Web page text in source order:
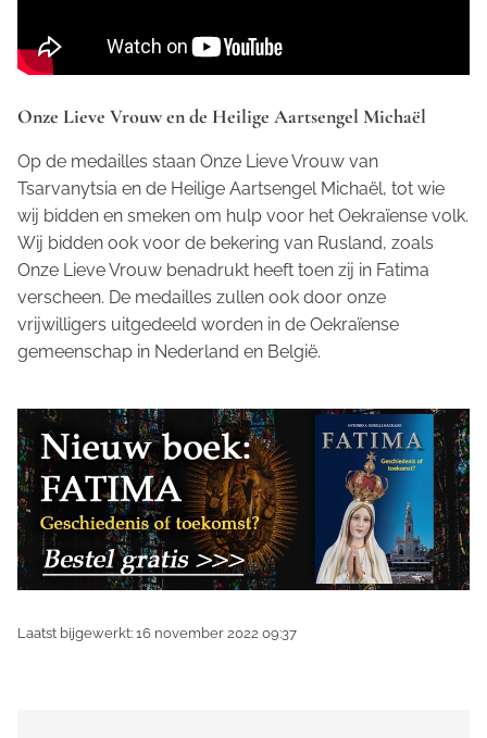
Onze Lieve Vrouw en de Heilige Aartsengel Michaël
Op de medailles staan Onze Lieve Vrouw van
Tsarvanytsia en de Heilige Aartsengel Michaël, tot wie
wij bidden en smeken om hulp voor het Oekraïense volk.
Wij bidden ook voor de bekering van Rusland, zoals
Onze Lieve Vrouw benadrukt heeft toen zij in Fatima
verscheen. De medailles zullen ook door onze
vrijwilligers uitgedeeld worden in de Oekraïense
gemeenschap in Nederland en België.
Laatst bijgewerkt: 16 november 2022 09:37